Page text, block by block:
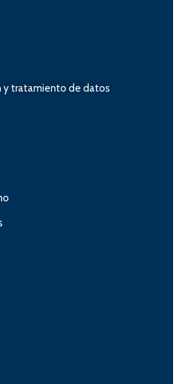
y tratamiento de datos